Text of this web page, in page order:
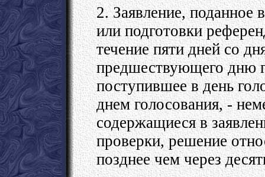
2. Заявление, поданное
или подготовки
течение пяти дней со
предшествующего дню
поступившее в день
днем голосования, -
содержащиеся в
проверки, решение
позднее чем через